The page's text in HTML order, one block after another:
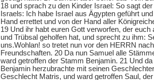
18 und sprach zu den Kinder Israel: So sagt
Israels: Ich habe Israel aus Ägypten geführt
Hand errettet und von der Hand aller
19 Und ihr habt euren Gott verworfen, der
und Trübsal geholfen hat, und sprecht zu ihm:
uns.Wohlan! so tretet nun vor den HERRN
Freundschaften. 20 Da nun Samuel alle
ward getroffen der Stamm Benjamin. 21 Und
Benjamin herzubrachte mit seinen
Geschlecht Matris, und ward getroffen Saul,